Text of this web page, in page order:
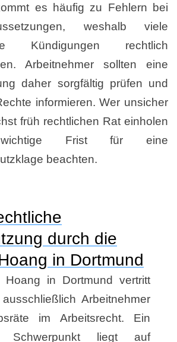
es häufig zu Fehlern bei
weshalb viele
Kündigungen rechtlich
Arbeitnehmer sollten eine
daher sorgfältig prüfen und
informieren. Wer unsicher
früh rechtlichen Rat einholen
Frist für eine
beachten.
durch die
in Dortmund
Hoang in Dortmund vertritt
Arbeitnehmer
im Arbeitsrecht. Ein
Schwerpunkt liegt auf